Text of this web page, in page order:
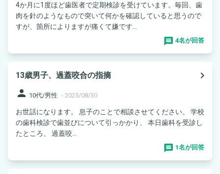
4か月に1度ほど歯医者で定期検診を受けています。毎回、歯
肉を針のようなもので突いて何かを確認していると思うので
すが、箇所によりますが痛くて嫌です...
4名が回答
13歳男子、過蓋咬合の指摘
navigate_next
person 10代/男性 - 2025/08/30
お世話になります。 息子のことで相談させてください。 学校
の歯科検診で歯並びについて引っかかり、 本日歯科を受診し
たところ、 過蓋咬...
1名が回答